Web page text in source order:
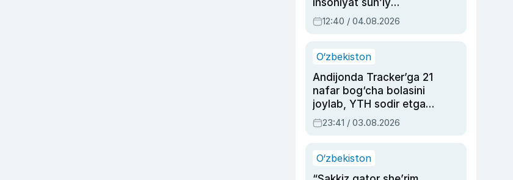
insoniyat sun’iy
intellektni boshqara
olmay qolishidan xavotir
12:40 / 04.08.2026
O‘zbekiston
Andijonda Tracker’ga 21
nafar bog‘cha bolasini
joylab, YTH sodir etgan
ayolga sud hukmi o‘qildi
23:41 / 03.08.2026
O‘zbekiston